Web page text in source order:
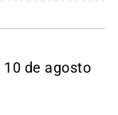
10 de agosto